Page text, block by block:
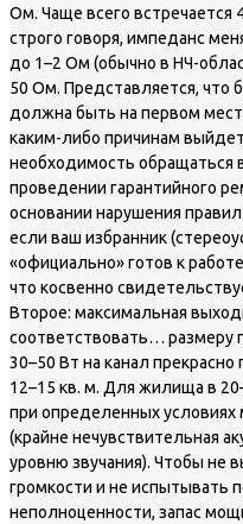
Ом. Чаще всего встречается
строго говоря, импеданс
до 1–2 Ом (обычно в НЧ-
50 Ом. Представляется, что
должна быть на первом
каким-либо причинам
необходимость обращаться
проведении гарантийного
основании нарушения
если ваш избранник
«официально» готов к
что косвенно
Второе: максимальная
соответствовать… размеру
30–50 Вт на канал
12–15 кв. м. Для жилища в
при определенных условиях
(крайне нечувствительная
уровню звучания). Чтобы не
громкости и не испытывать
неполноценности, запас